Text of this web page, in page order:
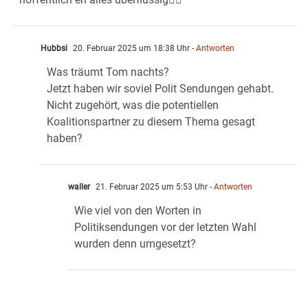
Hubbsi 20. Februar 2025 um 18:38 Uhr - Antworten
Was träumt Tom nachts?
Jetzt haben wir soviel Polit Sendungen gehabt.
Nicht zugehört, was die potentiellen
Koalitionspartner zu diesem Thema gesagt
haben?
waller 21. Februar 2025 um 5:53 Uhr - Antworten
Wie viel von den Worten in
Politiksendungen vor der letzten Wahl
wurden denn umgesetzt?